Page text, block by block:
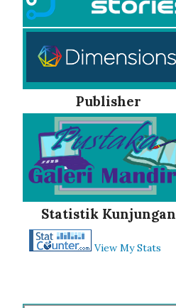
Publisher
Statistik Kunjungan
View My Stats